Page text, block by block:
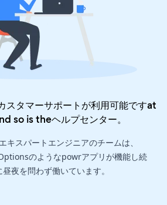
タマーサポートが利用可能ですat
so is theヘルプセンター。
キスパートエンジニアのチームは、
のようなpowrアプリが機能し続
夜を問わず働いています。